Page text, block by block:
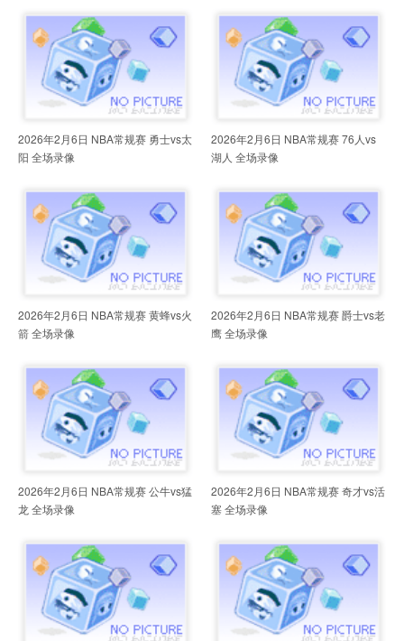
2026年2月6日 NBA常规赛 勇士vs太
阳 全场录像
2026年2月6日 NBA常规赛 76人vs
湖人 全场录像
2026年2月6日 NBA常规赛 黄蜂vs火
箭 全场录像
2026年2月6日 NBA常规赛 爵士vs老
鹰 全场录像
2026年2月6日 NBA常规赛 公牛vs猛
龙 全场录像
2026年2月6日 NBA常规赛 奇才vs活
塞 全场录像